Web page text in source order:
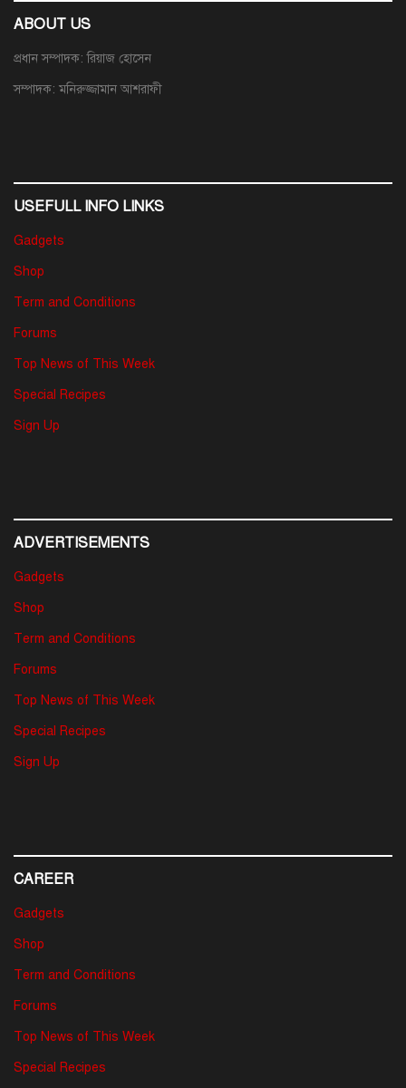
ABOUT US
প্রধান সম্পাদক: রিয়াজ হোসেন
সম্পাদক: মনিরুজ্জামান আশরাফী
USEFULL INFO LINKS
Gadgets
Shop
Term and Conditions
Forums
Top News of This Week
Special Recipes
Sign Up
ADVERTISEMENTS
Gadgets
Shop
Term and Conditions
Forums
Top News of This Week
Special Recipes
Sign Up
CAREER
Gadgets
Shop
Term and Conditions
Forums
Top News of This Week
Special Recipes